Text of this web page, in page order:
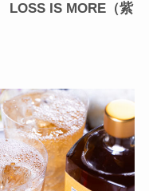
LOSS IS MORE（紫